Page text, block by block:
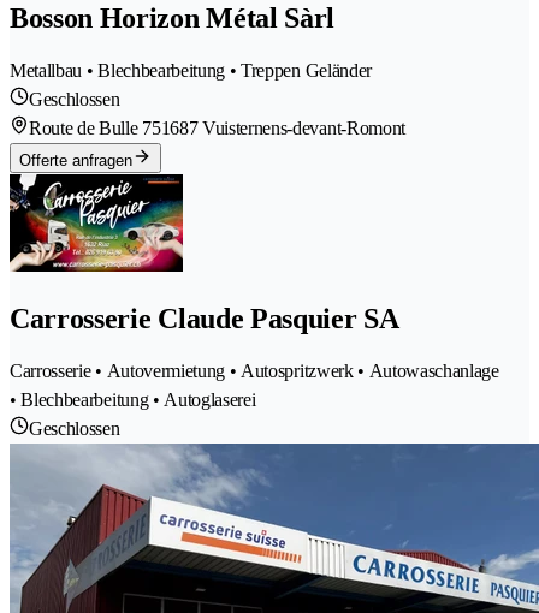
Bosson Horizon Métal Sàrl
Metallbau • Blechbearbeitung • Treppen Geländer
Geschlossen
Route de Bulle 751687 Vuisternens-devant-Romont
Offerte anfragen
Carrosserie Claude Pasquier SA
Carrosserie • Autovermietung • Autospritzwerk • Autowaschanlage
• Blechbearbeitung • Autoglaserei
Geschlossen